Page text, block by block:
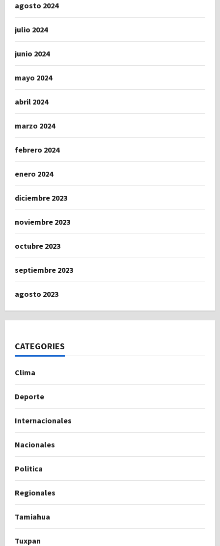
agosto 2024
julio 2024
junio 2024
mayo 2024
abril 2024
marzo 2024
febrero 2024
enero 2024
diciembre 2023
noviembre 2023
octubre 2023
septiembre 2023
agosto 2023
CATEGORIES
Clima
Deporte
Internacionales
Nacionales
Politica
Regionales
Tamiahua
Tuxpan